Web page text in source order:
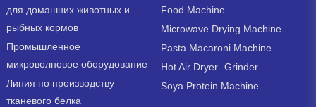
для домашних животных и
рыбных кормов
Промышленное
микроволновое оборудование
Линия по производству
тканевого белка
Food Machine
Microwave Drying Machine
Pasta Macaroni Machine
Hot Air Dryer Grinder
Soya Protein Machine